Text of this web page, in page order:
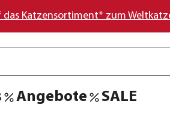
das Katzensortiment* zum
Angebote SALE